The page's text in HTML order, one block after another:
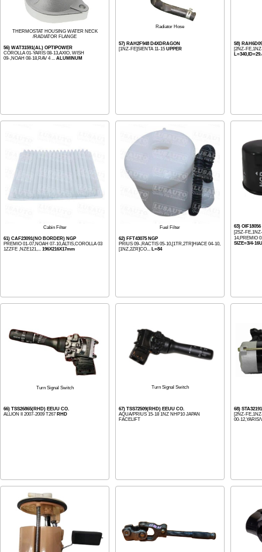
THERMOSTAT HOUSING WATER NECK
/RADIATOR FLANGE
56) WAT31591(AL) OPTIPOWER
COROLLA 01-YARIS 08-13,AXIO, WISH
09-,NOAH 08-18,RAV 4 ... ALUMINUM
Radiator Hose
57) RAH2F948 D4XDRAGON
[1NZ-FE]SIENTA 11-15 UPPER
58)
[2NZ-
Cabin Filter
61) CAF23091(NO BORDER) NGP
PREMIO 01-07,NOAH 07-10,ALTIS,COROLLA 03
1ZZFE ,NZE121,... 196X216X17mm
Fuel Filter
62) FFT43075 NGP
PRIUS 09-,RACTIS 05-10,[1TR,2TR]HIACE 04-10,
[1NZ,2ZR]CO... L=84
63) OIF18056
[2SZ-
14,PREMIO
SIZE=3/4-
Turn Signal Switch
66) TSS26865(RHD) EEUU CO.
ALLION II 2007-2009 T267 RHD
Turn Signal Switch
67) TSS72509(RHD) EEUU CO.
AQUA/PRIUS 15-18 1NZ NHP10 JAPAN
FACELIFT
68)
[2NZ-
00-12,YARIS/